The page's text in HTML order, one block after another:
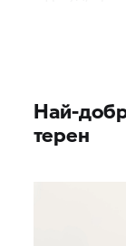
Най-
терен